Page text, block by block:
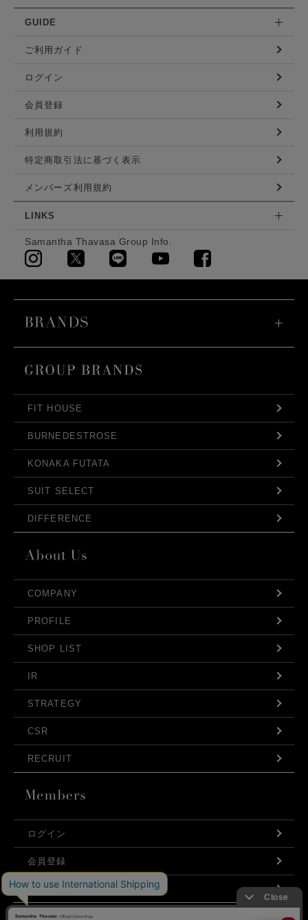
GUIDE
ご利用ガイド
ログイン
会員登録
利用規約
特定商取引法に基づく表示
メンバーズ利用規約
LINKS
Samantha Thavasa Group Info.
FIT HOUSE
BURNEDESTROSE
KONAKA FUTATA
SUIT SELECT
DIFFERENCE
COMPANY
PROFILE
SHOP LIST
IR
STRATEGY
CSR
RECRUIT
ログイン
会員登録
利用規約
お問い合わせ